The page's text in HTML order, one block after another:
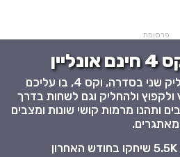
פרסומת
משחק הרפתקאות מדליק שני בסדרה, וקס 4, בו עליכם
ולהחליק וגם לשחות בדרך
ותהנו מרמות קושי שונות ומצבים
מאתגרים.
5.5K שיחקו בחודש האחרון